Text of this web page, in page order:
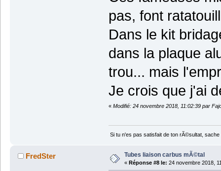
pas, font
Dans le kit
dans la plaque
trou... mais
Je crois que j'ai
« Modifié: 24 novembre 2018, 11:02:39 par
Si tu n'es pas satisfait de ton rÃ©sultat,
FredSter Tubes liaison carbus mÃ©tal
« Réponse #8 le: 24 novembre 2018,